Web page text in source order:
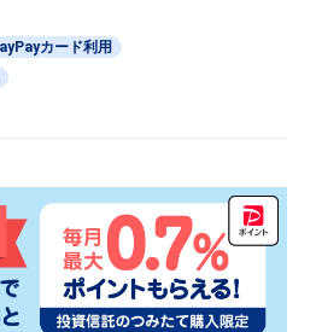
カード利用